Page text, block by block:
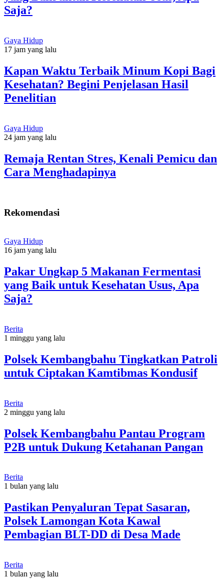
Saja?
Gaya Hidup
17 jam yang lalu
Kapan Waktu Terbaik Minum Kopi Bagi
Kesehatan? Begini Penjelasan Hasil
Penelitian
Gaya Hidup
24 jam yang lalu
Remaja Rentan Stres, Kenali Pemicu dan
Cara Menghadapinya
Rekomendasi
Gaya Hidup
16 jam yang lalu
Pakar Ungkap 5 Makanan Fermentasi
yang Baik untuk Kesehatan Usus, Apa
Saja?
Berita
1 minggu yang lalu
Polsek Kembangbahu Tingkatkan Patroli
untuk Ciptakan Kamtibmas Kondusif
Berita
2 minggu yang lalu
Polsek Kembangbahu Pantau Program
P2B untuk Dukung Ketahanan Pangan
Berita
1 bulan yang lalu
Pastikan Penyaluran Tepat Sasaran,
Polsek Lamongan Kota Kawal
Pembagian BLT-DD di Desa Made
Berita
1 bulan yang lalu